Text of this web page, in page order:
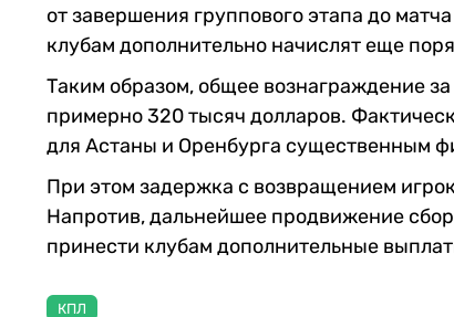
от завершения группового этапа до
клубам дополнительно начислят еще
Таким образом, общее вознаграждение
примерно 320 тысяч долларов.
для Астаны и Оренбурга существенным
При этом задержка с возвращением
Напротив, дальнейшее продвижение
принести клубам дополнительные
КПЛ